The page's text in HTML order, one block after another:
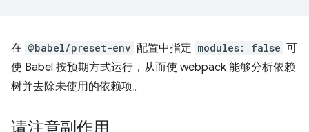
在 @babel/preset-env 配置中指定 modules: false 可
使 Babel 按预期方式运行，从而使 webpack 能够分析依赖
树并去除未使用的依赖项。
请注意副作用